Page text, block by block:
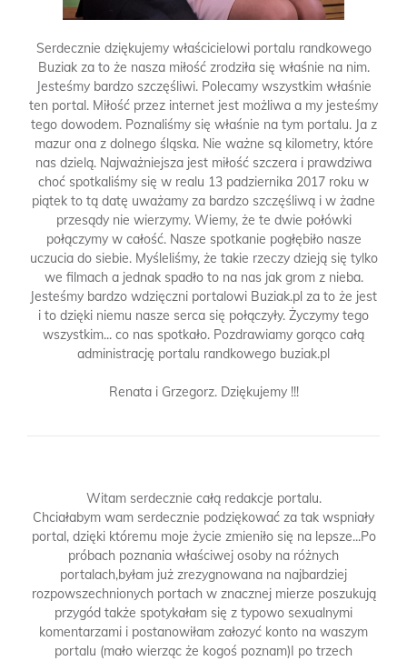
Serdecznie dziękujemy właścicielowi portalu randkowego
Buziak za to że nasza miłość zrodziła się właśnie na nim.
Jesteśmy bardzo szczęśliwi. Polecamy wszystkim właśnie
ten portal. Miłość przez internet jest możliwa a my jesteśmy
tego dowodem. Poznaliśmy się właśnie na tym portalu. Ja z
mazur ona z dolnego śląska. Nie ważne są kilometry, które
nas dzielą. Najważniejsza jest miłość szczera i prawdziwa
choć spotkaliśmy się w realu 13 padziernika 2017 roku w
piątek to tą datę uważamy za bardzo szczęśliwą i w żadne
przesądy nie wierzymy. Wiemy, że te dwie połówki
połączymy w całość. Nasze spotkanie pogłębiło nasze
uczucia do siebie. Myśleliśmy, że takie rzeczy dzieją się tylko
we filmach a jednak spadło to na nas jak grom z nieba.
Jesteśmy bardzo wdzięczni portalowi Buziak.pl za to że jest
i to dzięki niemu nasze serca się połączyły. Życzymy tego
wszystkim... co nas spotkało. Pozdrawiamy gorąco całą
administrację portalu randkowego buziak.pl
Renata i Grzegorz. Dziękujemy !!!
Witam serdecznie całą redakcje portalu.
Chciałabym wam serdecznie podziękować za tak wspniały
portal, dzięki któremu moje życie zmieniło się na lepsze...Po
próbach poznania właściwej osoby na różnych
portalach,byłam już zrezygnowana na najbardziej
rozpowszechnionych portach w znacznej mierze poszukują
przygód także spotykałam się z typowo sexualnymi
komentarzami i postanowiłam załozyć konto na waszym
portalu (mało wierząc że kogoś poznam)I po trzech